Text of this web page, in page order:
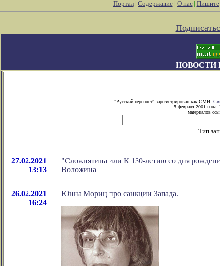
Портал| Содержание| О нас| Пишите
НОВОСТИ
"Русский переплет" зарегистрирован как СМИ.
5 февраля 2001 года.
материалов
Тип
27.02.2021
13:13
"Сложнятина или К 130-летию со дня
Воложина
26.02.2021
16:24
Юнна Мориц про санкции Запада.